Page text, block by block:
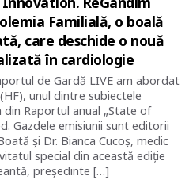
Familială, o boală
care deschide o nouă
în cardiologie
de Gardă LIVE am abordat
unul dintre subiectele
din Raportul anual „State of
Gazdele emisiunii sunt editorii
și Dr. Bianca Cucoș, medic
special din această ediție
președinte […]